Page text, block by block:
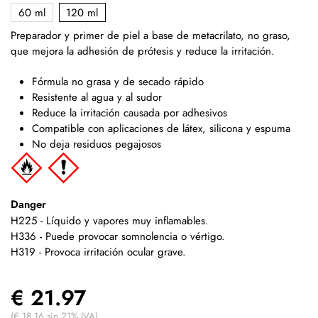
60 ml
120 ml
Preparador y primer de piel a base de metacrilato, no graso,
que mejora la adhesión de prótesis y reduce la irritación.
Fórmula no grasa y de secado rápido
Resistente al agua y al sudor
Reduce la irritación causada por adhesivos
Compatible con aplicaciones de látex, silicona y espuma
No deja residuos pegajosos
Danger
H225 - Líquido y vapores muy inflamables.
H336 - Puede provocar somnolencia o vértigo.
H319 - Provoca irritación ocular grave.
€ 21.97